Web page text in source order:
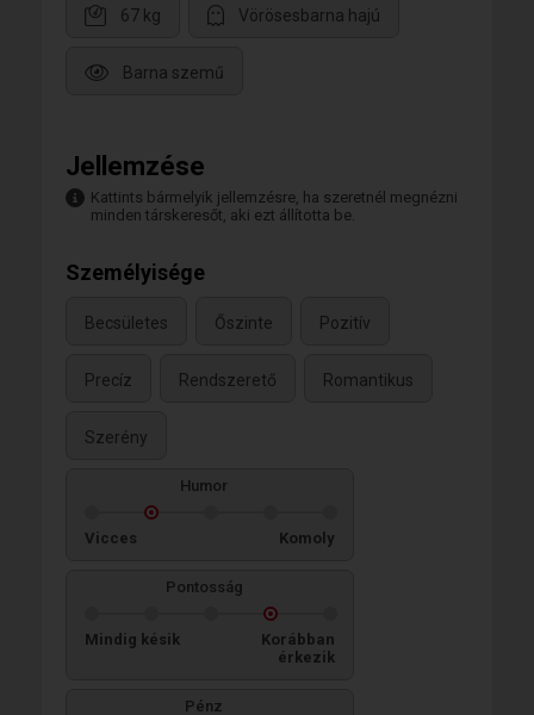
67 kg Vörösesbarna hajú
Barna szemű
Jellemzése
Kattints bármelyik jellemzésre, ha szeretnél megnézni
minden társkeresőt, aki ezt állította be.
Személyisége
Becsületes Őszinte Pozitív
Precíz Rendszerető Romantikus
Szerény
Humor
Vicces Komoly
Pontosság
Mindig késik
Korábban
érkezik
Pénz